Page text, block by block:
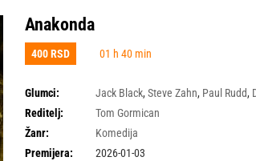
Anakonda
400 RSD 01 h 40 min
Glumci: Jack Black, Steve Zahn, Paul Rudd,
Reditelj:
Tom Gormican
Žanr:
Komedija
Premijera:
2026-01-03